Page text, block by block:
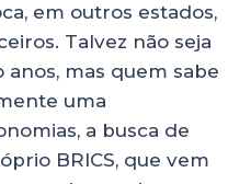
em outros estados,
Talvez não seja
anos, mas quem sabe
uma
a busca de
BRICS, que vem